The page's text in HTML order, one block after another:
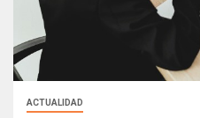
ACTUALIDAD